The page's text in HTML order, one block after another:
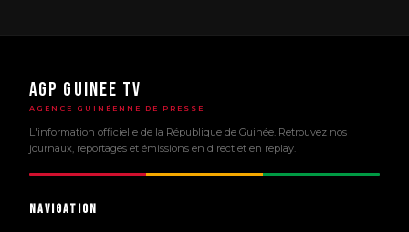
AGP GUINEE TV
AGENCE GUINÉENNE DE PRESSE
L'information officielle de la République de Guinée. Retrouvez nos
journaux, reportages et émissions en direct et en replay.
Navigation